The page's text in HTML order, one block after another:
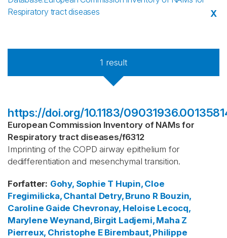
Respiratory tract diseases
X
1 result
https://doi.org/10.1183/
European Commission Inventory of NAMs for
Respiratory tract diseases/f6312
Imprinting of the COPD airway epithelium for
dedifferentiation and mesenchymal transition.
Forfatter: Gohy, Sophie T Hupin, Cloe
Fregimilicka, Chantal Detry, Bruno R Bouzin,
Caroline Gaide Chevronay, Heloise Lecocq,
Marylene Weynand, Birgit Ladjemi, Maha Z
Pierreux, Christophe E Birembaut, Philippe